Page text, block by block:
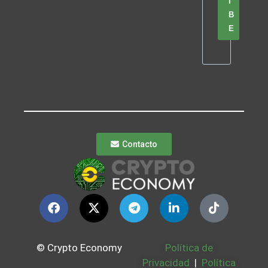
B
E
Contacto
© Crypto Economy
Política de
Privacidad | Política